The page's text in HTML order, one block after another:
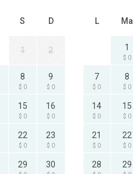
S D
1 2
8
$ 0
9
$ 0
15
$ 0
16
$ 0
22
$ 0
23
$ 0
29 30
L Ma
1
$ 0
7
$ 0
8
$ 0
14
$ 0
15
$ 0
21
$ 0
22
$ 0
28 29